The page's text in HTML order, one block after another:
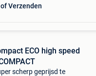
Verzenden
ECO high speed
scherp geprijsd te